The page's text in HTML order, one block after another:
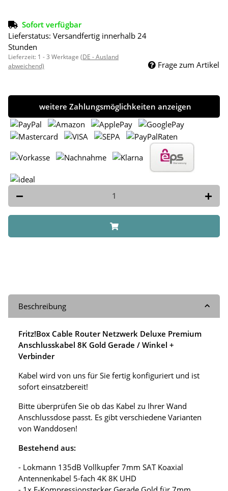
Sofort verfügbar
Lieferstatus: Versandfertig innerhalb 24
Stunden
Lieferzeit: 1 - 3 Werktage (DE - Ausland
abweichend)
Frage zum Artikel
weitere Zahlungsmöglichkeiten anzeigen
Beschreibung
Fritz!Box Cable Router Netzwerk Deluxe Premium
Anschlusskabel 8K Gold Gerade / Winkel +
Verbinder
Kabel wird von uns für Sie fertig konfiguriert und ist
sofort einsatzbereit!
Bitte überprüfen Sie ob das Kabel zu Ihrer Wand
Anschlussdose passt. Es gibt verschiedene Varianten
von Wanddosen!
Bestehend aus:
- Lokmann 135dB Vollkupfer 7mm SAT Koaxial
Antennenkabel 5-fach 4K 8K UHD